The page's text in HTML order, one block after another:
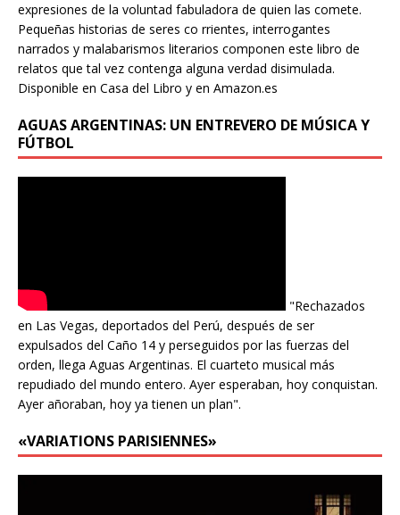
expresiones de la voluntad fabuladora de quien las comete.
Pequeñas historias de seres co rrientes, interrogantes
narrados y malabarismos literarios componen este libro de
relatos que tal vez contenga alguna verdad disimulada.
Disponible en Casa del Libro y en Amazon.es
AGUAS ARGENTINAS: UN ENTREVERO DE MÚSICA Y
FÚTBOL
"Rechazados
en Las Vegas, deportados del Perú, después de ser
expulsados del Caño 14 y perseguidos por las fuerzas del
orden, llega Aguas Argentinas. El cuarteto musical más
repudiado del mundo entero. Ayer esperaban, hoy conquistan.
Ayer añoraban, hoy ya tienen un plan".
«VARIATIONS PARISIENNES»